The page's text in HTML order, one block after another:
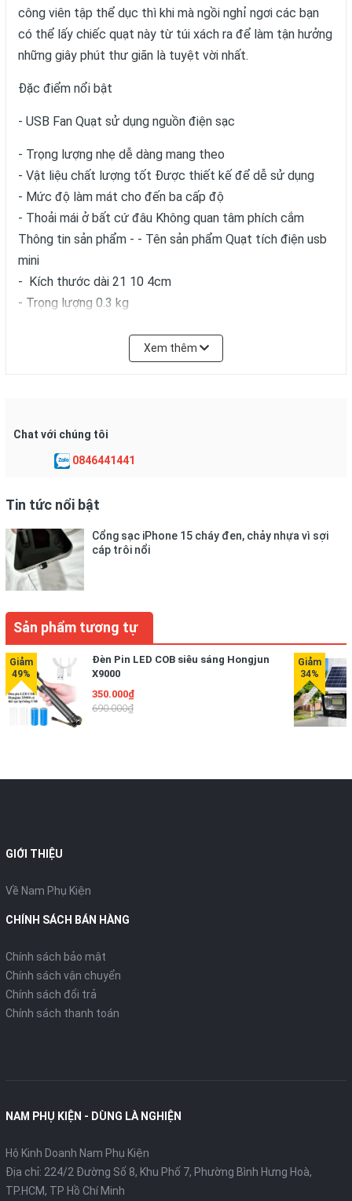
công viên tập thể dục thì khi mà ngồi nghỉ ngơi các bạn
có thể lấy chiếc quạt này từ túi xách ra để làm tận hưởng
những giây phút thư giãn là tuyệt vời nhất.
Đặc điểm nổi bật
- USB Fan Quạt sử dụng nguồn điện sạc
- Trọng lượng nhẹ dễ dàng mang theo
- Vật liệu chất lượng tốt Được thiết kế để dễ sử dụng
- Mức độ làm mát cho đến ba cấp độ
- Thoải mái ở bất cứ đâu Không quan tâm phích cắm
Thông tin sản phẩm - - Tên sản phẩm Quạt tích điện usb
mini
- Kích thước dài 21 10 4cm
- Trọng lượng 0.3 kg
Xem thêm
Chat với chúng tôi
0846441441
Tin tức nổi bật
Cổng sạc iPhone 15 cháy đen, chảy nhựa vì sợi
cáp trôi nổi
Sản phẩm tương tự
Đèn Pin LED COB siêu sáng Hongjun
X9000
350.000₫
690.000₫
GIỚI THIỆU
Về Nam Phụ Kiện
CHÍNH SÁCH BÁN HÀNG
Chính sách bảo mật
Chính sách vận chuyển
Chính sách đổi trả
Chính sách thanh toán
NAM PHỤ KIỆN - DÙNG LÀ NGHIỆN
Hộ Kinh Doanh Nam Phụ Kiện
Địa chỉ: 224/2 Đường Số 8, Khu Phố 7, Phường Bình Hưng Hoà,
TP.HCM, TP Hồ Chí Minh